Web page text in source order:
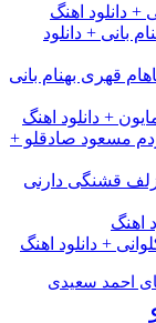
+ دانلود اهنگ
بانی + دانلود
قهری بهنام بانی
+ دانلود اهنگ
مسعود صادقلو +
قشنگی دارنی
اهنگ
+ دانلود اهنگ
احمد سعیدی